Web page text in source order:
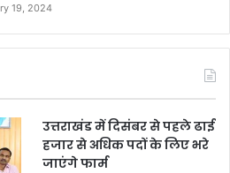
19, 2024
उत्तराखंड में दिसंबर से पहले ढाई
हजार से अधिक पदों के लिए भरे
जाएंगे फार्म